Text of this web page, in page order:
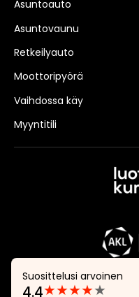
Suosittelusi arvoinen
★★★★★
4.4
Asuntoauto
Asuntovaunu
Retkeilyauto
Moottoripyörä
Vaihdossa käy
Myyntitili